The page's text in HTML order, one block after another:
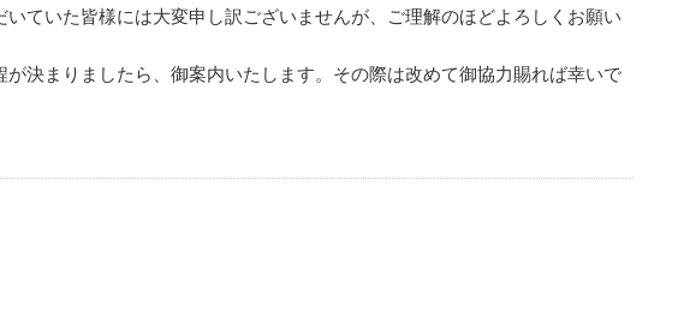
いていた皆様には大変申し訳ございませんが、ご理解のほどよろしくお願い
が決まりましたら、御案内いたします。その際は改めて御協力賜れば幸いで